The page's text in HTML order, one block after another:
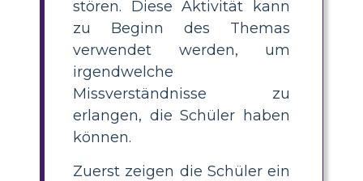
stören. Diese Aktivität kann
zu Beginn des Themas
verwendet werden, um
irgendwelche
Missverständnisse zu
erlangen, die Schüler haben
können.
Zuerst zeigen die Schüler ein